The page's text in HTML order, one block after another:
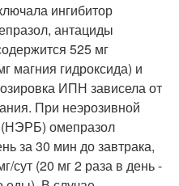
ингибитор
антациды
525 мг
магния гидроксида) и
ИПН зависела от
При неэрозивной
омепразол
за 30 мин до завтрака,
сут (20 мг 2 раза в день -